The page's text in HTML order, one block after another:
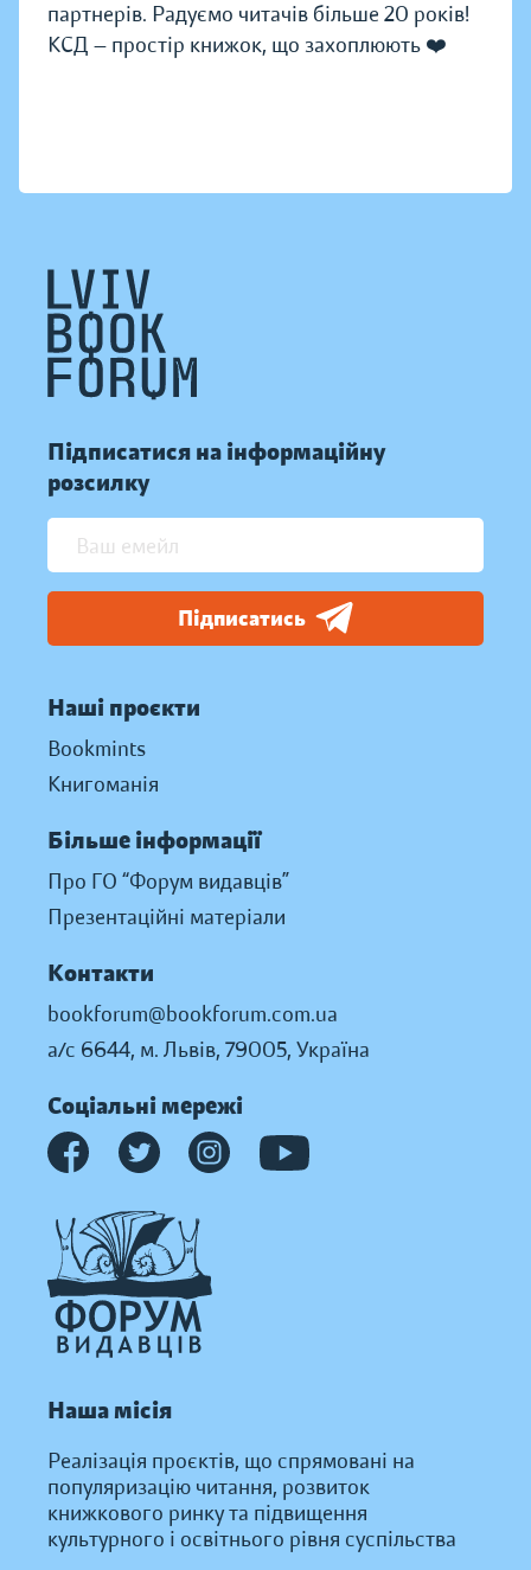
партнерів. Радуємо читачів більше 20 років!
КСД — простір книжок, що захоплюють ❤️
Підписатися на інформаційну
розсилку
Підписатись
Наші проєкти
Bookmints
Книгоманія
Більше інформації
Про ГО “Форум видавців”
Презентаційні матеріали
Контакти
bookforum@bookforum.com.ua
а/с 6644, м. Львів, 79005, Україна
Соціальні мережі
Наша місія
Реалізація проєктів, що спрямовані на
популяризацію читання, розвиток
книжкового ринку та підвищення
культурного і освітнього рівня суспільства